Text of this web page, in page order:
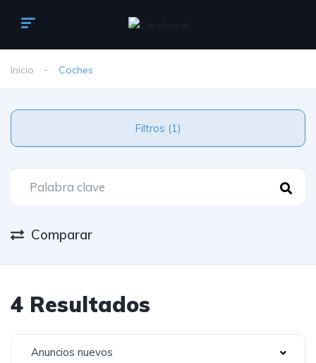
Inicio Coches
Filtros (1)
Comparar
4 Resultados
Anuncios nuevos